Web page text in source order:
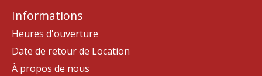
Informations
Heures d'ouverture
Date de retour de Location
À propos de nous